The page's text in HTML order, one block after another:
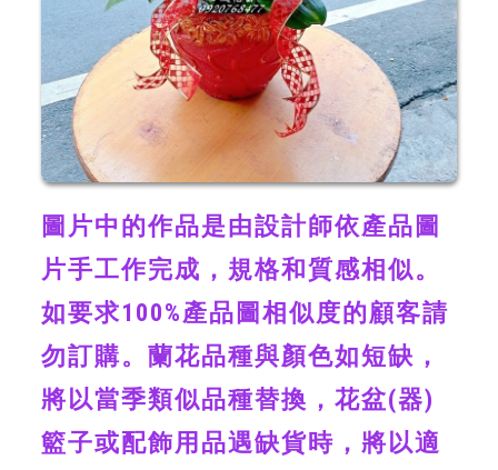
圖片中的作品是由設計師依產品圖
片手工作完成，規格和質感相似。
如要求100%產品圖相似度的顧客請
勿訂購。蘭花品種與顏色如短缺，
將以當季類似品種替換，花盆(器)
籃子或配飾用品遇缺貨時，將以適